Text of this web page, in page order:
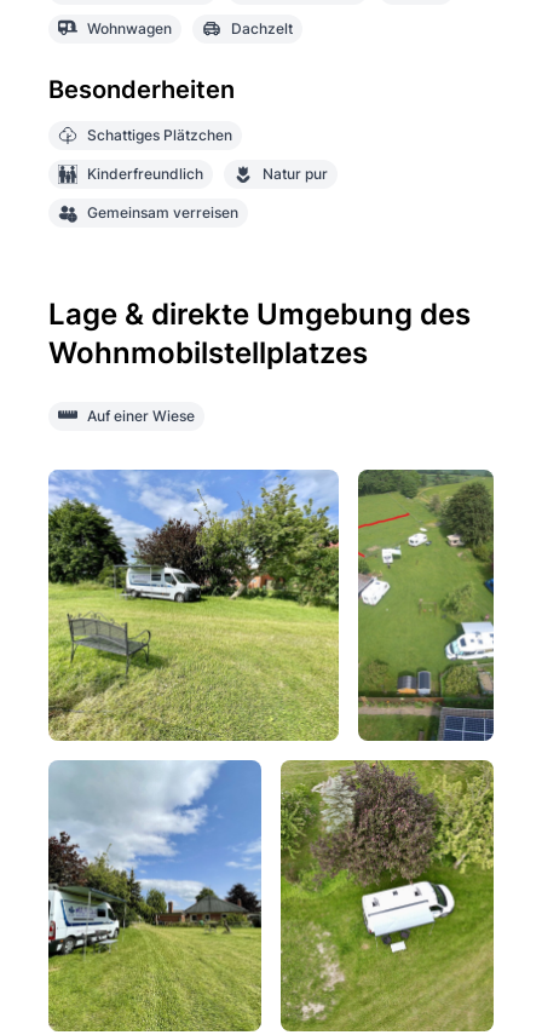
Wohnwagen Dachzelt
Besonderheiten
Schattiges Plätzchen
Kinderfreundlich Natur pur
Gemeinsam verreisen
Lage & direkte Umgebung des
Wohnmobilstellplatzes
Auf einer Wiese